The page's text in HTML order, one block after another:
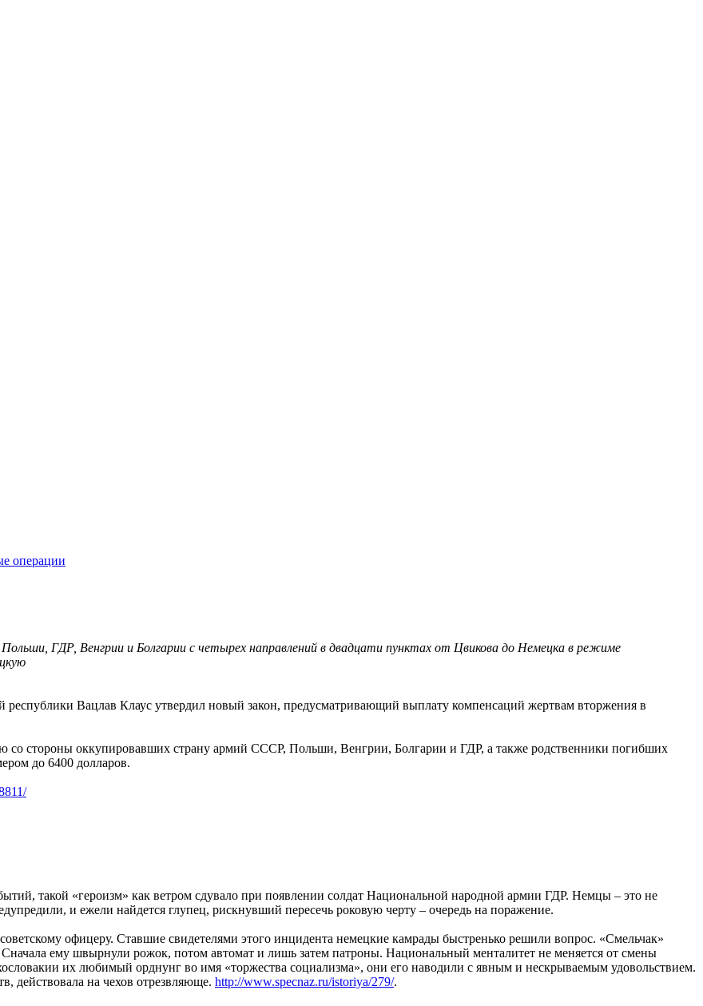
операции
ГДР, Венгрии и Болгарии с четырех направлений в двадцати пунктах от Цвикова до Немецка в режиме
республики Вацлав Клаус утвердил новый закон, предусматривающий выплату компенсаций жертвам вторжения в
со стороны оккупировавших страну армий СССР, Польши, Венгрии, Болгарии и ГДР, а также родственники погибших
до 6400 долларов.
такой «героизм» как ветром сдувало при появлении солдат Национальной народной армии ГДР. Немцы – это не
и ежели найдется глупец, рискнувший пересечь роковую черту – очередь на поражение.
офицеру. Ставшие свидетелями этого инцидента немецкие камрады быстренько решили вопрос. «Смельчак»
ему швырнули рожок, потом автомат и лишь затем патроны. Национальный менталитет не меняется от смены
их любимый орднунг во имя «торжества социализма», они его наводили с явным и нескрываемым удовольствием.
действовала на чехов отрезвляюще. http://www.specnaz.ru/istoriya/279/.